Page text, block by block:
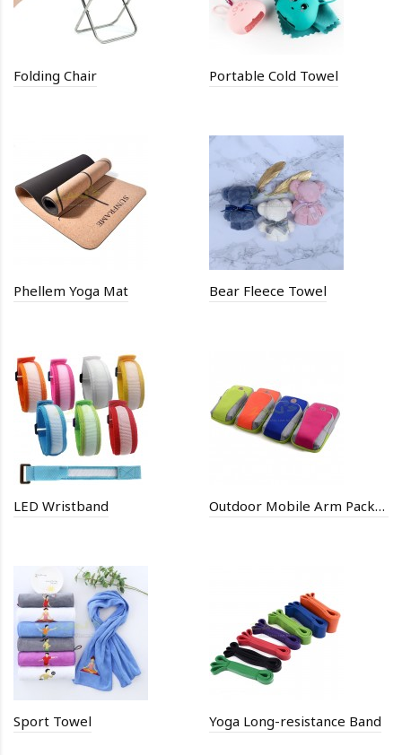
Folding Chair Portable Cold Towel
Phellem Yoga Mat Bear Fleece Towel
LED Wristband Outdoor Mobile Arm Package
Sport Towel Yoga Long-resistance Band